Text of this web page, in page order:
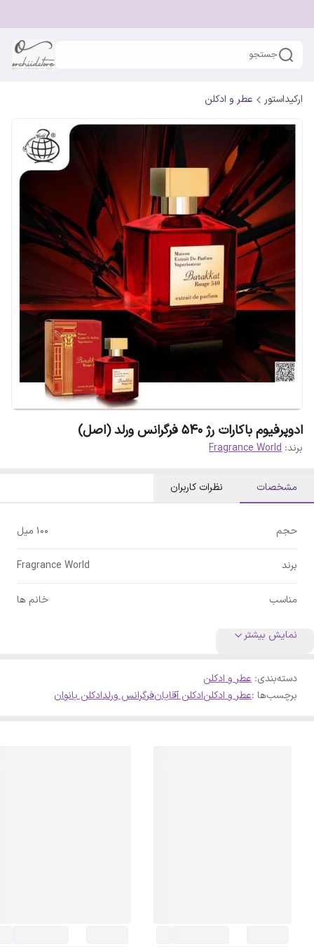
جستجو
ارکیداستور عطر و ادکلن
ادوپرفیوم باکارات رژ 540 فرگرانس ورلد (اصل)
برند: Fragrance World
مشخصات نظرات کاربران
حجم 100 میل
برند Fragrance World
مناسب خانم ها
نمایش بیشتر
دسته‌بندی: عطر و ادکلن
برچسب‌ها :عطر و ادکلنادکلن آقایانفرگرانس ورلدادکلن بانوان